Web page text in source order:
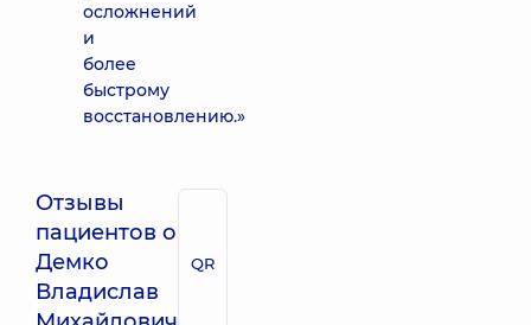
осложнений
и
более
быстрому
восстановлению.»
Отзывы
пациентов о
Демко
Владислав
QR